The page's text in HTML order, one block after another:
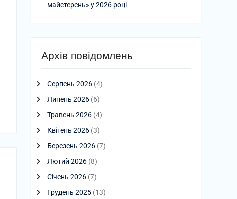
майстерень» у 2026 році
Архів повідомлень
Серпень 2026 (4)
Липень 2026 (6)
Травень 2026 (4)
Квітень 2026 (3)
Березень 2026 (7)
Лютий 2026 (8)
Січень 2026 (7)
Грудень 2025 (13)